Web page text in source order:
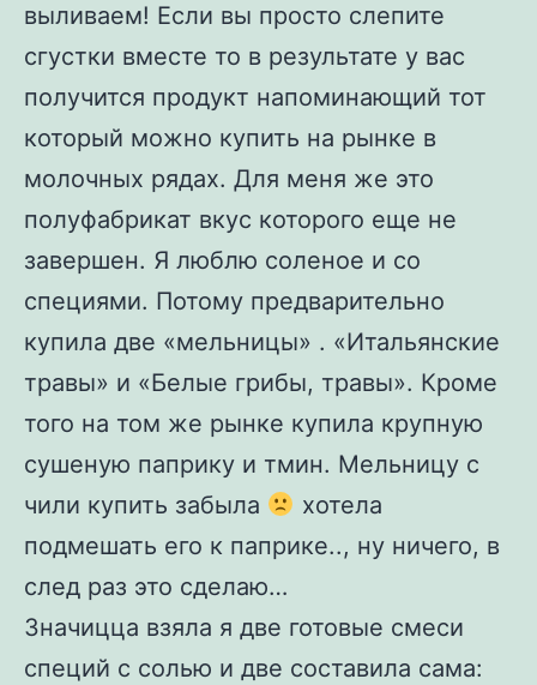
выливаем! Если вы просто слепите
сгустки вместе то в результате у вас
получится продукт напоминающий тот
который можно купить на рынке в
молочных рядах. Для меня же это
полуфабрикат вкус которого еще не
завершен. Я люблю соленое и со
специями. Потому предварительно
купила две «мельницы» . «Итальянские
травы» и «Белые грибы, травы». Кроме
того на том же рынке купила крупную
сушеную паприку и тмин. Мельницу с
чили купить забыла
хотела
подмешать его к паприке.., ну ничего, в
след раз это сделаю…
Значицца взяла я две готовые смеси
специй с солью и две составила сама: